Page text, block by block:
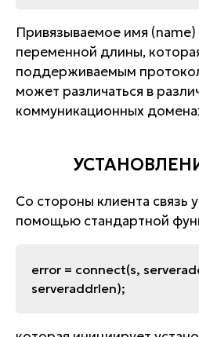
Привязываемое имя (name)
переменной длины,
поддерживаемым
может различаться в
коммуникационных
Со стороны клиента связь
помощью стандартной
error = connect(s,
serveraddrlen);